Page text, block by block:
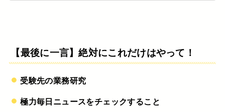
【最後に一言】絶対にこれだけはやって！
受験先の業務研究
極力毎日ニュースをチェックすること